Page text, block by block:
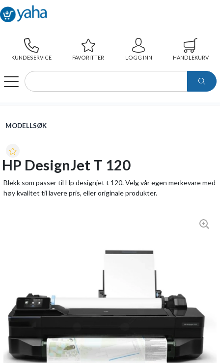
KUNDESERVICE FAVORITTER LOGG INN HANDLEKURV
WEBSHOP
MODELLSØK
HP DesignJet T 120
Blekk som passer til Hp designjet t 120. Velg vår egen merkevare med
høy kvalitet til lavere pris, eller originale produkter.